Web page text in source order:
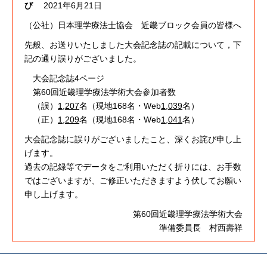
び
2021年6月21日
（公社）日本理学療法士協会 近畿ブロック会員の皆様へ
先般、お送りいたしました大会記念誌の記載について，下
記の通り誤りがございました。
大会記念誌4ページ
第60回近畿理学療法学術大会参加者数
（誤） 1,207名（現地168名・Web1,039名）
（正） 1,209名（現地168名・Web1,041名）
大会記念誌に誤りがございましたこと、深くお詫び申し上
げます。
過去の記録等でデータをご利用いただく折りには、お手数
ではございますが、ご修正いただきますよう伏してお願い
申し上げます。
第60回近畿理学療法学術大会
準備委員長 村西壽祥